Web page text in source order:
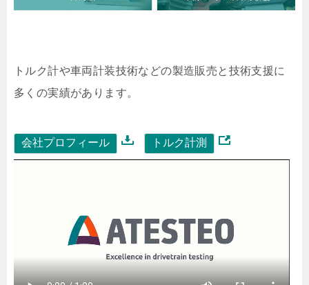
トルク計や車両計装技術などの製造販売と技術支援に
多くの実績があります。